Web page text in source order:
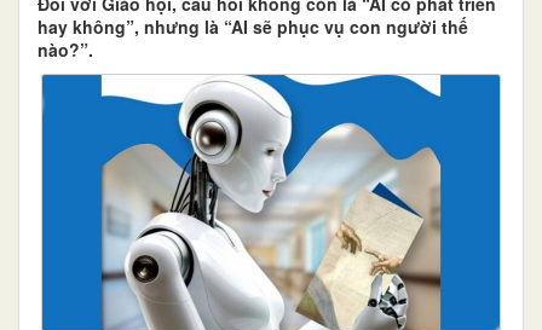
hay không”, nhưng là “AI sẽ phục vụ con người thế
nào?”.